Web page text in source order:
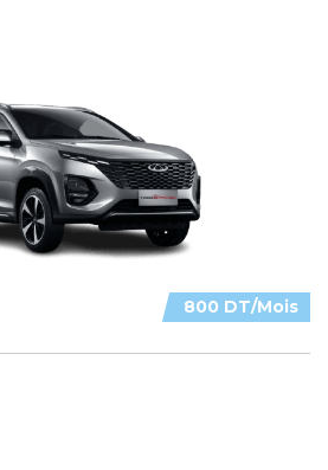
800 DT/Mois